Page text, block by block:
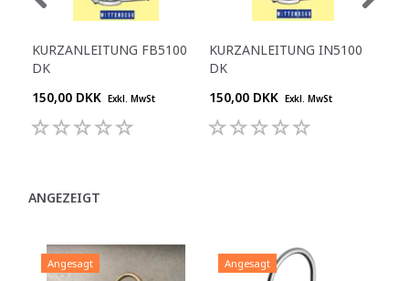
KURZANLEITUNG FB5100
DK
150,00 DKK Exkl. MwSt
KURZANLEITUNG IN5100
DK
150,00 DKK Exkl. MwSt
ANGEZEIGT
Angesagt Angesagt